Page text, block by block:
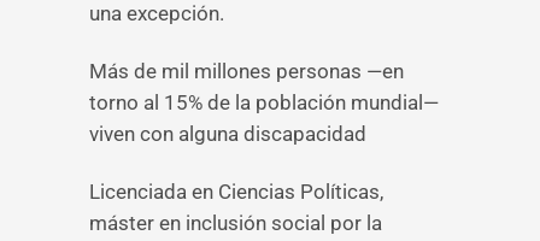
una excepción.
Más de mil millones personas —en
torno al 15% de la población mundial—
viven con alguna discapacidad
Licenciada en Ciencias Políticas,
máster en inclusión social por la